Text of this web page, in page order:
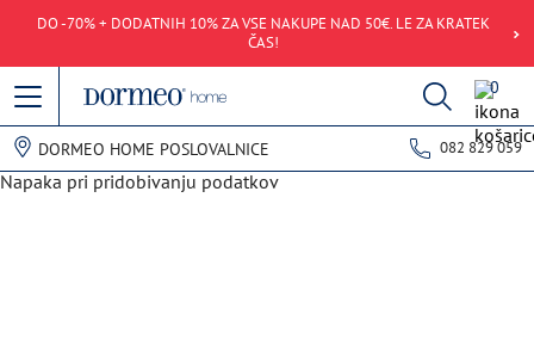
DO -70% + DODATNIH 10% ZA VSE NAKUPE NAD 50€. LE ZA KRATEK
ČAS!
0
DORMEO HOME POSLOVALNICE 082 829 059
Napaka pri pridobivanju podatkov